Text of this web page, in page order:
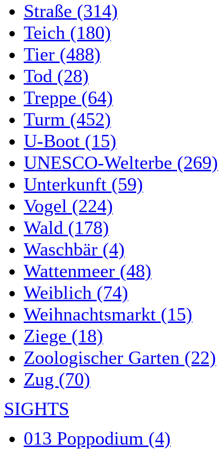
Straße (314)
Teich (180)
Tier (488)
Tod (28)
Treppe (64)
Turm (452)
U-Boot (15)
UNESCO-Welterbe (269)
Unterkunft (59)
Vogel (224)
Wald (178)
Waschbär (4)
Wattenmeer (48)
Weiblich (74)
Weihnachtsmarkt (15)
Ziege (18)
Zoologischer Garten (22)
Zug (70)
SIGHTS
013 Poppodium (4)